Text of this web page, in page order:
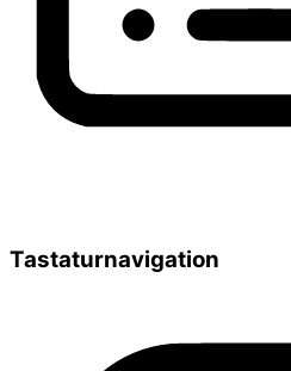
Tastaturnavigation